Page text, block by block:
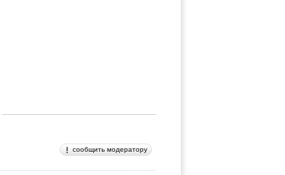
сообщить модератору